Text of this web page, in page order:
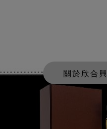
關於欣合興